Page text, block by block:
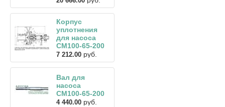
Корпус
уплотнения
для насоса
СМ100-65-200
7 212.00 руб.
Вал для
насоса
СМ100-65-200
4 440.00 руб.